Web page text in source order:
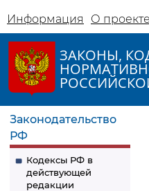
Информация О
ЗАКОНЫ,
Законодательство
РФ
Кодексы РФ в
действующей
редакции